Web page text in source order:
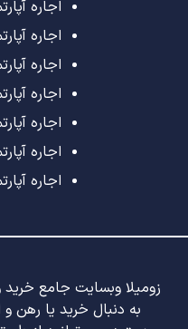
اجاره
اجاره
اجاره
اجاره
اجاره
اجاره
اجاره
زومیلا وبسایت جامع
به دنبال خرید یا رهن و